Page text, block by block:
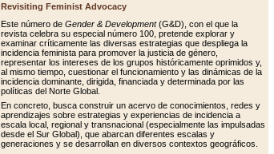
Revisiting Feminist Advocacy
Este número de Gender & Development(G&D), con el que la
revista celebra su especial número 100, pretende explorar y
examinar críticamente las diversas estrategias que despliega la
incidencia feminista para promover la justicia de género,
representar los intereses de los grupos históricamente oprimidos y,
al mismo tiempo, cuestionar el funcionamiento y las dinámicas de la
incidencia dominante, dirigida, financiada y determinada por las
políticas del Norte Global.
En concreto, busca construir un acervo de conocimientos, redes y
aprendizajes sobre estrategias y experiencias de incidencia a
escala local, regional y transnacional (especialmente las impulsadas
desde el Sur Global), que abarcan diferentes escalas y
generaciones y se desarrollan en diversos contextos geográficos.